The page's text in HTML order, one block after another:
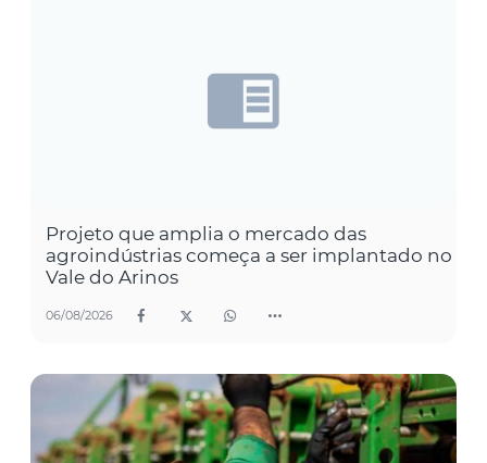
Projeto que amplia o mercado das
agroindústrias começa a ser implantado no
Vale do Arinos
06/08/2026